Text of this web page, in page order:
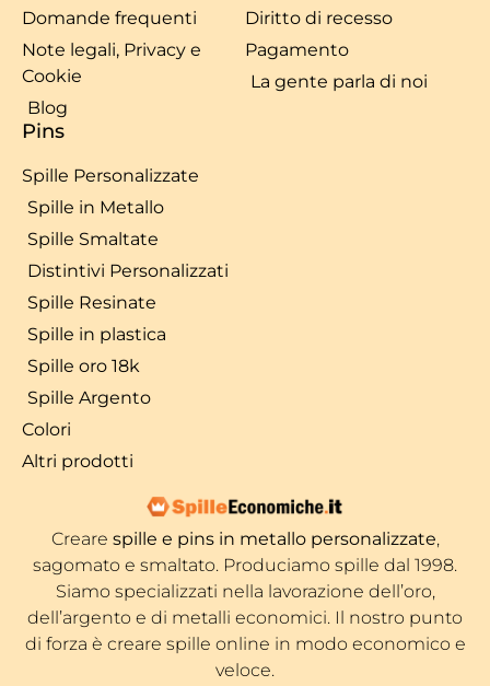
Domande frequenti
Note legali, Privacy e
Cookie
Blog
Diritto di recesso
Pagamento
La gente parla di noi
Pins
Spille Personalizzate
Spille in Metallo
Spille Smaltate
Distintivi Personalizzati
Spille Resinate
Spille in plastica
Spille oro 18k
Spille Argento
Colori
Altri prodotti
Creare spille e pins in metallo personalizzate,
sagomato e smaltato. Produciamo spille dal 1998.
Siamo specializzati nella lavorazione dell’oro,
dell’argento e di metalli economici. Il nostro punto
di forza è creare spille online in modo economico e
veloce.